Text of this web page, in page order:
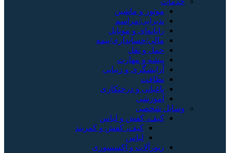
موتور و ماشین
پذیرایی/مراسم
رایانه‌ای و موبایل
مالی/حسابداری/بیمه
حمل و نقل
پیشه و مهارت
آرایشگری و زیبایی
نظافت
باغبانی و درختکاری
آموزشی
وسایل شخصی
کیف، کفش و لباس
کیف، کفش و کمربند
لباس
زیورآلات و اکسسوری